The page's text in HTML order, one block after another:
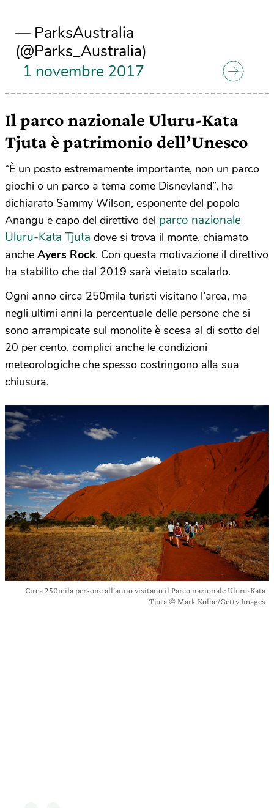
— ParksAustralia
(@Parks_Australia)
1 novembre 2017
Il parco nazionale Uluru-Kata
Tjuta è patrimonio dell’Unesco
“È un posto estremamente importante, non un parco
giochi o un parco a tema come Disneyland”, ha
dichiarato Sammy Wilson, esponente del popolo
Anangu e capo del direttivo del parco nazionale
Uluru-Kata Tjuta dove si trova il monte, chiamato
anche Ayers Rock. Con questa motivazione il direttivo
ha stabilito che dal 2019 sarà vietato scalarlo.
Ogni anno circa 250mila turisti visitano l’area, ma
negli ultimi anni la percentuale delle persone che si
sono arrampicate sul monolite è scesa al di sotto del
20 per cento, complici anche le condizioni
meteorologiche che spesso costringono alla sua
chiusura.
Circa 250mila persone all’anno visitano il Parco nazionale Uluru-Kata
Tjuta © Mark Kolbe/Getty Images